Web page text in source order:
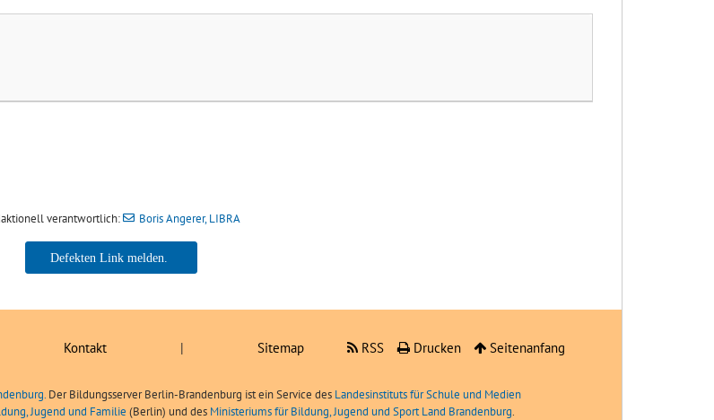
verantwortlich: Boris Angerer, LIBRA
Boris Angerer, LIBRA
Kontakt | Sitemap RSS Drucken Seitenanfang
Der Bildungsserver Berlin-Brandenburg ist ein Service des Landesinstituts für Schule und Medien
Jugend und Familie (Berlin) und des Ministeriums für Bildung, Jugend und Sport Land Brandenburg.